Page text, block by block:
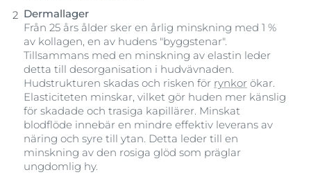
Dermallager
Från 25 års ålder sker en årlig minskning med 1 %
av kollagen, en av hudens "byggstenar".
Tillsammans med en minskning av elastin leder
detta till desorganisation i hudvävnaden.
Hudstrukturen skadas och risken för rynkor ökar.
Elasticiteten minskar, vilket gör huden mer känslig
för skadade och trasiga kapillärer. Minskat
blodflöde innebär en mindre effektiv leverans av
näring och syre till ytan. Detta leder till en
minskning av den rosiga glöd som präglar
ungdomlig hy.